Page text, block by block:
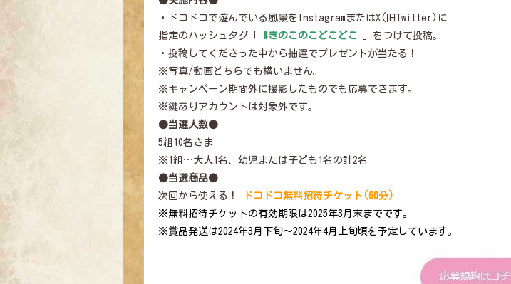
・ドコドコで遊んでいる風景をInstagramまたはX(旧Twitter)に
指定のハッシュタグ「
#きのこのこどこどこ
」をつけて投稿。
・投稿してくださった中から抽選でプレゼントが当たる！
※写真/動画どちらでも構いません。
※キャンペーン期間外に撮影したものでも応募できます。
※鍵ありアカウントは対象外です。
●当選人数●
5組10名さま
※1組…大人1名、幼児または子ども1名の計2名
●当選商品●
次回から使える！
ドコドコ無料招待チケット(60分)
※無料招待チケットの有効期限は2025年3月末までです。
※賞品発送は2024年3月下旬～2024年4月上旬頃を予定しています。